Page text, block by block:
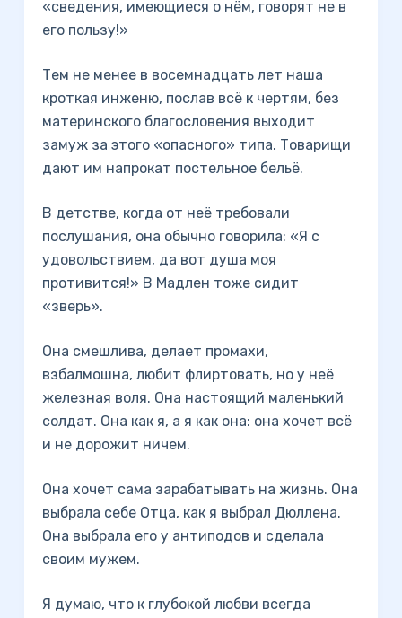
«сведения, имеющиеся о нём, говорят не в
его пользу!»
Тем не менее в восемнадцать лет наша
кроткая инженю, послав всё к чертям, без
материнского благословения выходит
замуж за этого «опасного» типа. Товарищи
дают им напрокат постельное бельё.
В детстве, когда от неё требовали
послушания, она обычно говорила: «Я с
удовольствием, да вот душа моя
противится!» В Мадлен тоже сидит
«зверь».
Она смешлива, делает промахи,
взбалмошна, любит флиртовать, но у неё
железная воля. Она настоящий маленький
солдат. Она как я, а я как она: она хочет всё
и не дорожит ничем.
Она хочет сама зарабатывать на жизнь. Она
выбрала себе Отца, как я выбрал Дюллена.
Она выбрала его у антиподов и сделала
своим мужем.
Я думаю, что к глубокой любви всегда